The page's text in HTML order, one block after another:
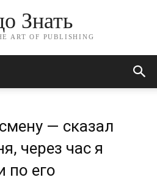
Знать
ART OF PUBLISHING
— сказал
через час я
по его